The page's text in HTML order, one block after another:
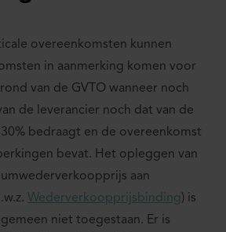
overeenkomsten kunnen
in aanmerking komen voor
van de GVTO wanneer noch
de leverancier noch dat van de
bedraagt en de overeenkomst
bevat. Het opleggen van
aan
Wederverkoopprijsbinding) is
niet toegestaan. Er is